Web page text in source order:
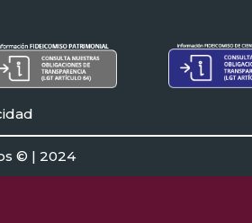
© | 2024